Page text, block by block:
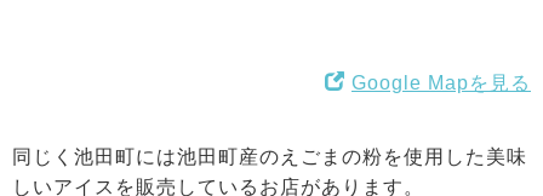
Google Mapを見る
同じく池田町には池田町産のえごまの粉を使用した美味
しいアイスを販売しているお店があります。